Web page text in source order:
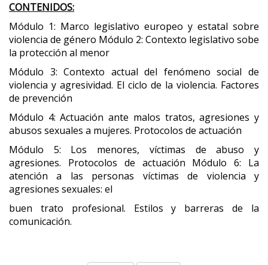
CONTENIDOS:
Módulo 1: Marco legislativo europeo y estatal sobre
violencia de género Módulo 2: Contexto legislativo sobe
la protección al menor
Módulo 3: Contexto actual del fenómeno social de
violencia y agresividad. El ciclo de la violencia. Factores
de prevención
Módulo 4: Actuación ante malos tratos, agresiones y
abusos sexuales a mujeres. Protocolos de actuación
Módulo 5: Los menores, víctimas de abuso y
agresiones. Protocolos de actuación Módulo 6: La
atención a las personas víctimas de violencia y
agresiones sexuales: el
buen trato profesional. Estilos y barreras de la
comunicación.